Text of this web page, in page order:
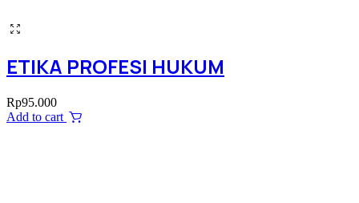
ETIKA PROFESI HUKUM
Rp95.000
Add to cart